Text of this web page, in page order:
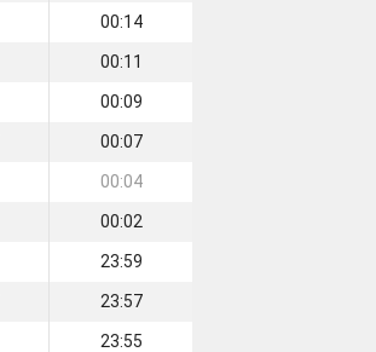
00:14
00:11
00:09
00:07
00:04
00:02
23:59
23:57
23:55